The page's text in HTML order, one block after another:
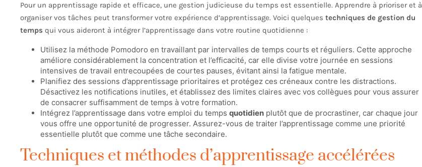
Pour un apprentissage rapide et efficace, une gestion judicieuse du temps est essentielle. Apprendre à prioriser et à
organiser vos tâches peut transformer votre expérience d’apprentissage. Voici quelques techniques de gestion du
temps qui vous aideront à intégrer l’apprentissage dans votre routine quotidienne :
Utilisez la méthode Pomodoro en travaillant par intervalles de temps courts et réguliers. Cette approche
améliore considérablement la concentration et l’efficacité, car elle divise votre journée en sessions
intensives de travail entrecoupées de courtes pauses, évitant ainsi la fatigue mentale.
Planifiez des sessions d’apprentissage prioritaires et protégez ces créneaux contre les distractions.
Désactivez les notifications inutiles, et établissez des limites claires avec vos collègues pour vous assurer
de consacrer suffisamment de temps à votre formation.
Intégrez l’apprentissage dans votre emploi du temps quotidien plutôt que de procrastiner, car chaque jour
vous offre une opportunité de progresser. Assurez-vous de traiter l’apprentissage comme une priorité
essentielle plutôt que comme une tâche secondaire.
Techniques et méthodes d’apprentissage accélérées